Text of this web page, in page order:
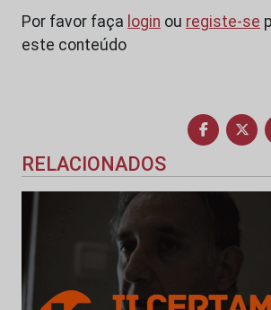
Por favor faça login ou registe-se
este conteúdo
RELACIONADOS